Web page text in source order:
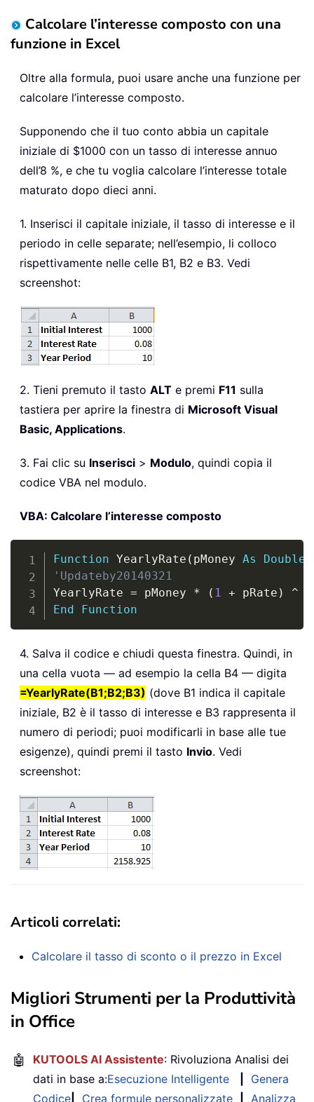
Calcolare l’interesse composto con una
funzione in Excel
Oltre alla formula, puoi usare anche una funzione per
calcolare l’interesse composto.
Supponendo che il tuo conto abbia un capitale
iniziale di $1000 con un tasso di interesse annuo
dell’8 %, e che tu voglia calcolare l’interesse totale
maturato dopo dieci anni.
1. Inserisci il capitale iniziale, il tasso di interesse e il
periodo in celle separate; nell’esempio, li colloco
rispettivamente nelle celle B1, B2 e B3. Vedi
screenshot:
2. Tieni premuto il tasto ALT e premi F11 sulla
tastiera per aprire la finestra di Microsoft Visual
Basic, Applications.
3. Fai clic su Inserisci > Modulo, quindi copia il
codice VBA nel modulo.
VBA: Calcolare l’interesse composto
Function YearlyRate ( pMoney As Double
'Updateby20140321
YearlyRate = pMoney * ( 1 + pRate )
^
End
Function
Copy
4. Salva il codice e chiudi questa finestra. Quindi, in
una cella vuota — ad esempio la cella B4 — digita
=YearlyRate(B1;B2;B3) (dove B1 indica il capitale
iniziale, B2 è il tasso di interesse e B3 rappresenta il
numero di periodi; puoi modificarli in base alle tue
esigenze), quindi premi il tasto Invio. Vedi
screenshot:
Articoli correlati:
Calcolare il tasso di sconto o il prezzo in Excel
Migliori Strumenti per la Produttività
in Office
🤖 KUTOOLS AI Assistente: Rivoluziona Analisi dei
dati in base a:Esecuzione Intelligente
Genera
Codice
Crea formule personalizzate Analizza